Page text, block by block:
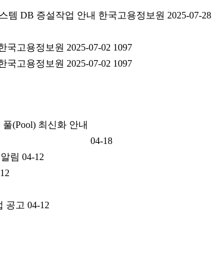
템 DB 증설작업 안내 한국고용정보원 2025-07-28
국고용정보원 2025-07-02 1097
국고용정보원 2025-07-02 1097
(Pool) 최신화 안내
04-18
림 04-12
공고 04-12